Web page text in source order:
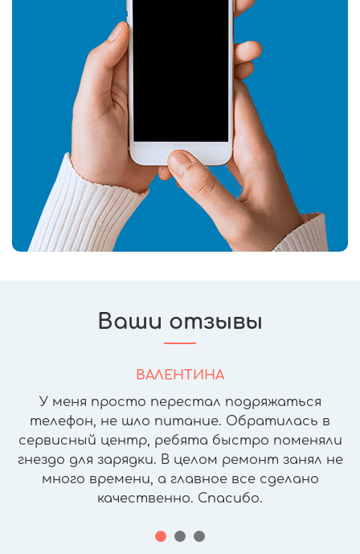
Ваши отзывы
ВАЛЕНТИНА
У меня просто перестал подряжаться
телефон, не шло питание. Обратилась в
сервисный центр, ребята быстро поменяли
гнездо для зарядки. В целом ремонт занял не
много времени, а главное все сделано
качественно. Спасибо.